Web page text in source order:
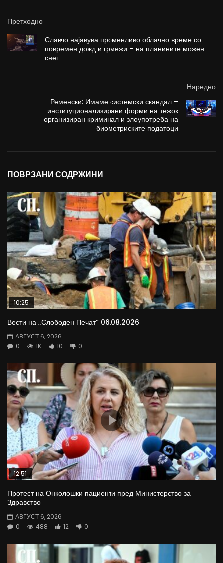
Претходно
Славчо најавува променливо облачно време со
повремен дожд и грмежи – на планините можен
снег
Наредно
Ременски: Имаме системски скандал –
институционализирани форми на тежок
организиран криминал и злоупотреба на
биометриските податоци
ПОВРЗАНИ СОДРЖИНИ
10:25
Вести на „Слободен Печат“ 06.08.2026
АВГУСТ 6, 2026
0
1K 10 0
12:51
Протест на Онколошки пациенти пред Министерство за
Здравство
АВГУСТ 6, 2026
0
488 12 0